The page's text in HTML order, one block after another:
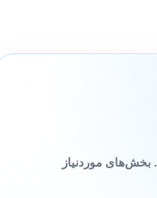
بخش‌های موردنیاز